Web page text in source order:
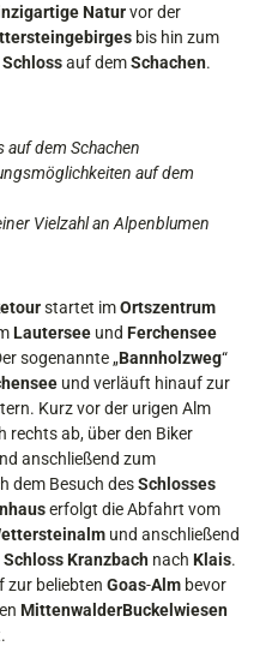
Naturvor der
bis hin zum
Schlossauf demSchachen.
dem Schachen
auf dem
Vielzahl an Alpenblumen
startet imOrtszentrum
Lautersee und Ferchensee
sogenannte „Bannholzweg“
und verläuft hinauf zur
Kurz vor der urigen Alm
rechts ab, über den Biker
anschließend zum
dem Besuch desSchlosses
erfolgt die Abfahrt vom
und anschließend
Schloss Kranzbach nach Klais.
zur beliebten Goas-Alm bevor
MittenwalderBuckelwiesen